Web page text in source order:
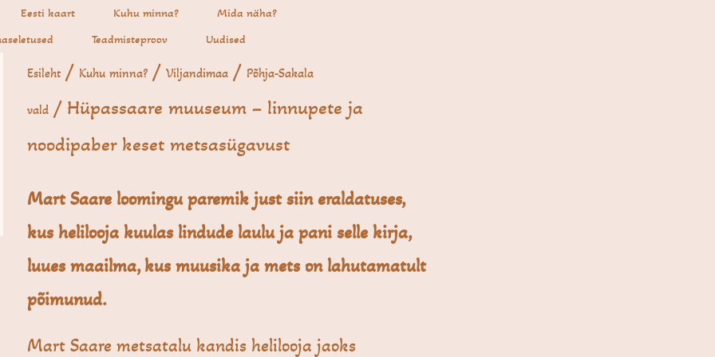
Eesti kaart Kuhu minna?
Mida näha?
Teadmisteproov Uudised
Esileht / Kuhu minna? /Viljandimaa /Põhja-Sakala
vald / Hüpassaare muuseum – linnupete ja
noodipaber keset metsasügavust
Mart Saare loomingu paremik just siin eraldatuses,
kus helilooja kuulas lindude laulu ja pani selle kirja,
luues maailma, kus muusika ja mets on lahutamatult
põimunud.
Mart Saare metsatalu kandis helilooja jaoks